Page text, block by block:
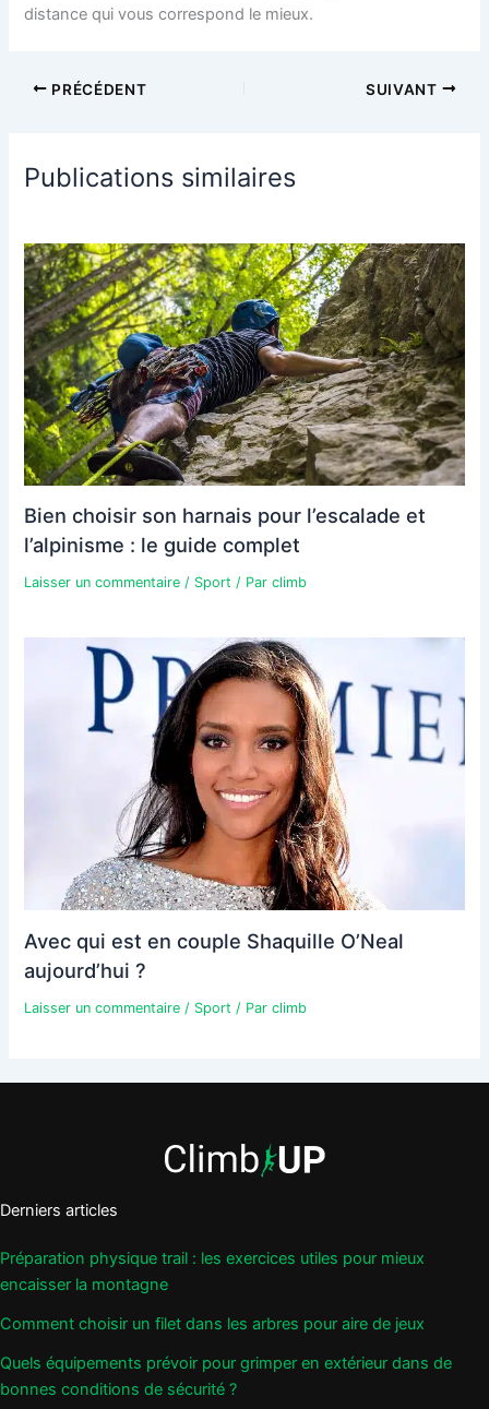
distance qui vous correspond le mieux.
PRÉCÉDENT SUIVANT
Publications similaires
Bien choisir son harnais pour l’escalade et
l’alpinisme : le guide complet
Laisser un commentaire / Sport / Parclimb
Avec qui est en couple Shaquille O’Neal
aujourd’hui ?
Laisser un commentaire / Sport / Parclimb
Derniers articles
Préparation physique trail : les exercices utiles pour mieux
encaisser la montagne
Comment choisir un filet dans les arbres pour aire de jeux
Quels équipements prévoir pour grimper en extérieur dans de
bonnes conditions de sécurité ?